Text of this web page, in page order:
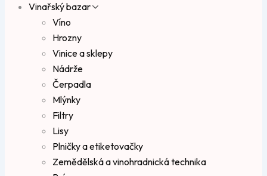
Vinařský bazar
Víno
Hrozny
Vinice a sklepy
Nádrže
Čerpadla
Mlýnky
Filtry
Lisy
Plničky a etiketovačky
Zemědělská a vinohradnická technika